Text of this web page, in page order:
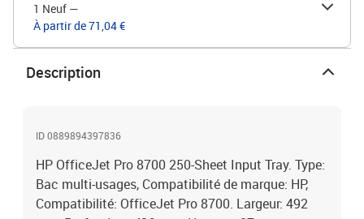
1 Neuf —
À partir de 71,04 €
Description
ID 0889894397836
HP OfficeJet Pro 8700 250-Sheet Input Tray. Type:
Bac multi-usages, Compatibilité de marque: HP,
Compatibilité: OfficeJet Pro 8700. Largeur: 492